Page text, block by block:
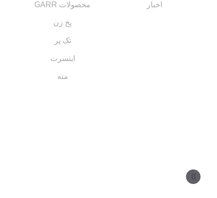
اخبار محصولات GARR
پخ زن
تک پر
اینسرت
مته